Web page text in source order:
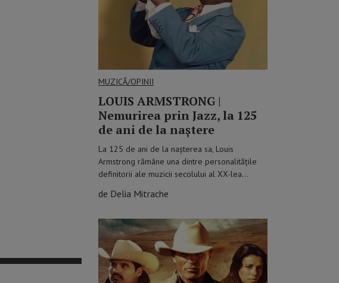
MUZICĂ/OPINII
LOUIS ARMSTRONG |
Nemurirea prin Jazz, la 125
de ani de la naștere
La 125 de ani de la nașterea sa, Louis
Armstrong rămâne una dintre personalitățile
definitorii ale muzicii secolului al XX-lea…
de Delia Mitrache